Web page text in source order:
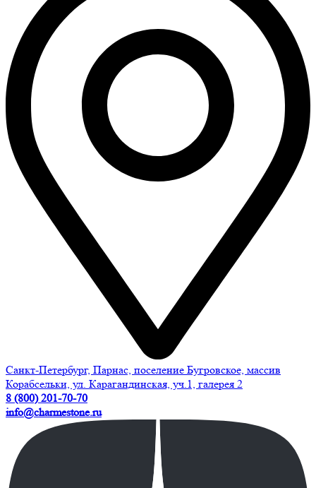
Санкт-Петербург, Парнас, поселение Бугровское, массив
Корабсельки, ул. Карагандинская, уч.1, галерея 2
8 (800) 201-70-70
info@charmestone.ru